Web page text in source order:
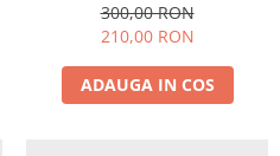
300,00 RON
210,00 RON
ADAUGA IN COS